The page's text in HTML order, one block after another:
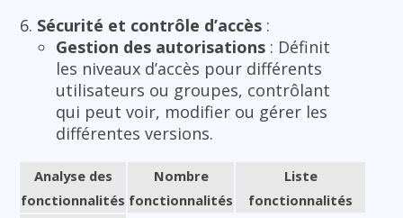
Sécurité et contrôle d’accès :
Gestion des autorisations : Définit
les niveaux d’accès pour différents
utilisateurs ou groupes, contrôlant
qui peut voir, modifier ou gérer les
différentes versions.
Analyse des
fonctionnalités
Nombre
fonctionnalités
Liste
fonctionnalités